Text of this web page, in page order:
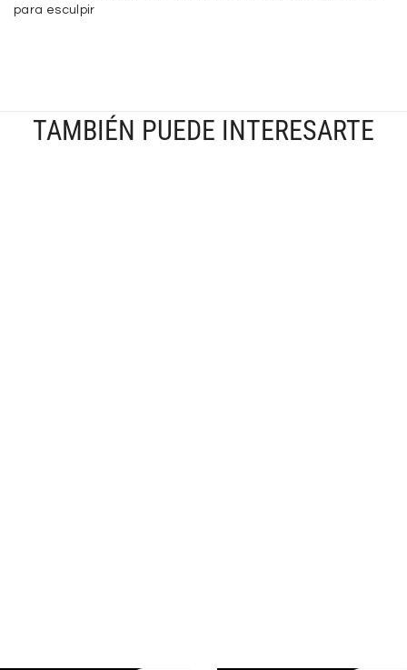
para esculpir
TAMBIÉN PUEDE INTERESARTE